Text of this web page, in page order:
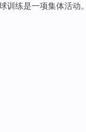
训练是一项集体活动。